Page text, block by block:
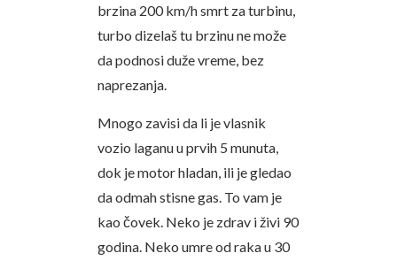
brzina 200 km/h smrt za turbinu,
turbo dizelaš tu brzinu ne može
da podnosi duže vreme, bez
naprezanja.
Mnogo zavisi da li je vlasnik
vozio laganu u prvih 5 munuta,
dok je motor hladan, ili je gledao
da odmah stisne gas. To vam je
kao čovek. Neko je zdrav i živi 90
godina. Neko umre od raka u 30